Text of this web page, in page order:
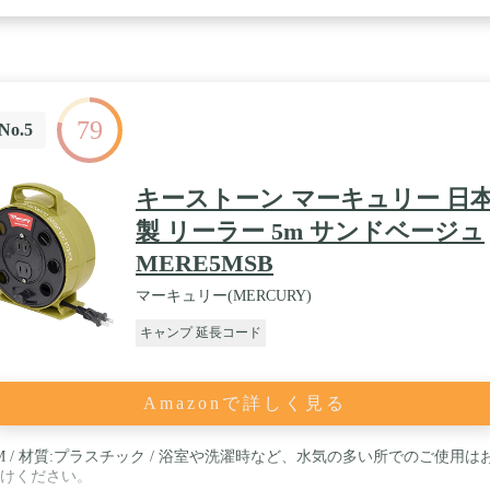
79
キーストーン マーキュリー 日
製 リーラー 5m サンドベージュ
MERE5MSB
マーキュリー(MERCURY)
キャンプ 延長コード
Amazonで詳しく見る
/ 材質:プラスチック / 浴室や洗濯時など、水気の多い所でのご使用は
ください。